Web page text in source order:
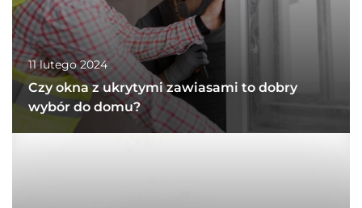
11 lutego 2024
Czy okna z ukrytymi zawiasami to dobry
wybór do domu?